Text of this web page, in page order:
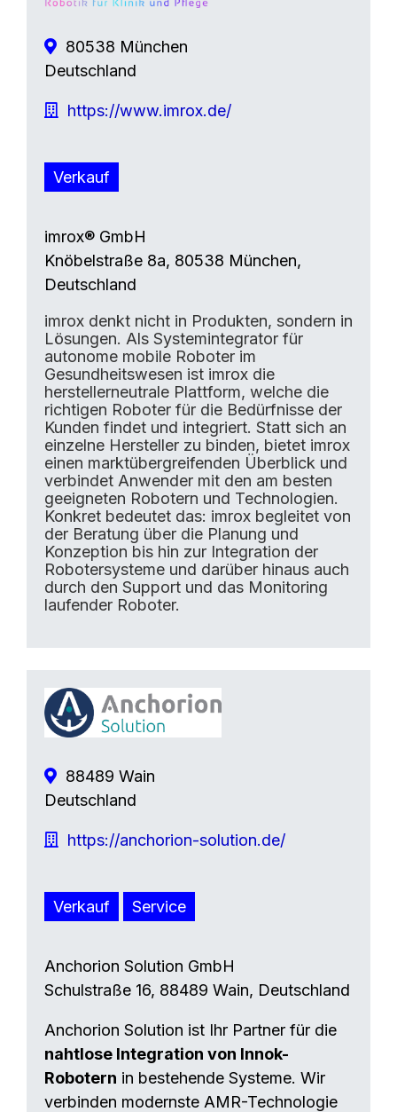
80538 München
Deutschland
https://www.imrox.de/
Verkauf
imrox® GmbH
Knöbelstraße 8a, 80538 München,
Deutschland
imrox denkt nicht in Produkten, sondern in
Lösungen. Als Systemintegrator für
autonome mobile Roboter im
Gesundheitswesen ist imrox die
herstellerneutrale Plattform, welche die
richtigen Roboter für die Bedürfnisse der
Kunden findet und integriert. Statt sich an
einzelne Hersteller zu binden, bietet imrox
einen marktübergreifenden Überblick und
verbindet Anwender mit den am besten
geeigneten Robotern und Technologien.
Konkret bedeutet das: imrox begleitet von
der Beratung über die Planung und
Konzeption bis hin zur Integration der
Robotersysteme und darüber hinaus auch
durch den Support und das Monitoring
laufender Roboter.
88489 Wain
Deutschland
https://anchorion-solution.de/
Verkauf Service
Anchorion Solution GmbH
Schulstraße 16, 88489 Wain, Deutschland
Anchorion Solution ist Ihr Partner für die
nahtlose Integration von Innok-
Robotern in bestehende Systeme. Wir
verbinden modernste AMR-Technologie